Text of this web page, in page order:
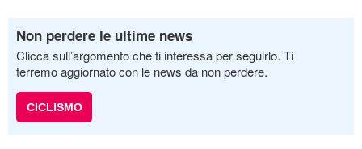
Non perdere le ultime news
Clicca sull’argomento che ti interessa per seguirlo. Ti
terremo aggiornato con le news da non perdere.
CICLISMO